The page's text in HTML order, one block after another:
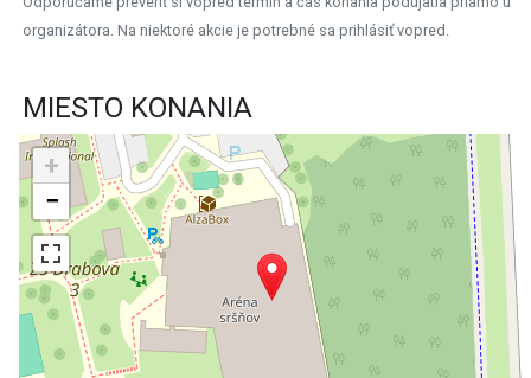
organizátora. Na niektoré akcie je potrebné sa prihlásiť vopred.
MIESTO KONANIA
+
−